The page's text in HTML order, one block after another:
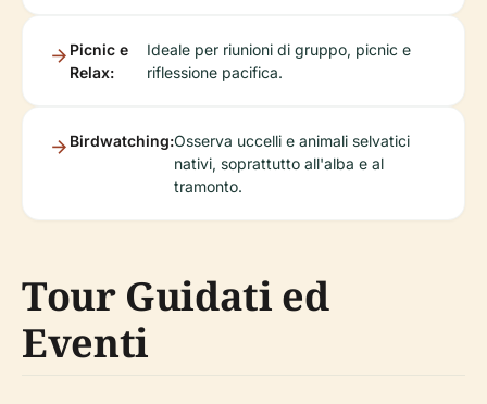
Picnic e
Relax:
Ideale per riunioni di gruppo, picnic e
riflessione pacifica.
Birdwatching:Osserva uccelli e animali selvatici
nativi, soprattutto all'alba e al
tramonto.
Tour Guidati ed
Eventi